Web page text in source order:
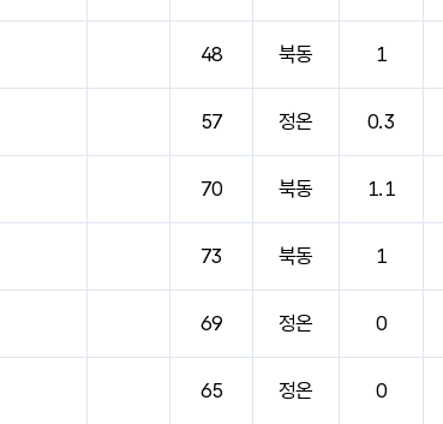
48 북동 1
57 정온 0.3
70 북동 1.1
73 북동 1
69 정온 0
65 정온 0